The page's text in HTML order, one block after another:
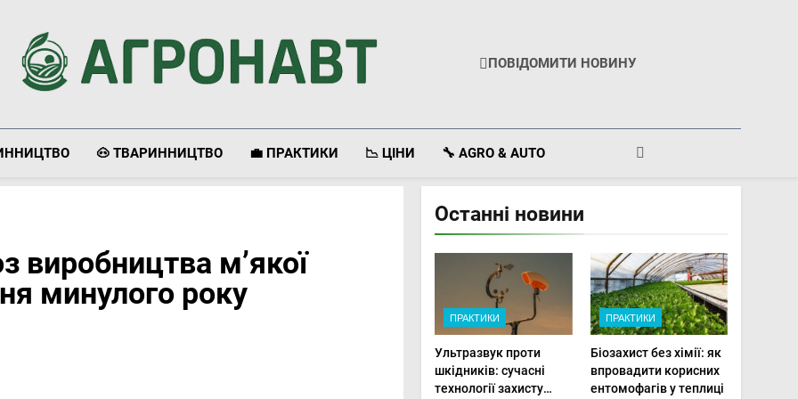
Агронавт
ПОВІДОМИТИ НОВИНУ
🐽 ТВАРИННИЦТВО 💼 ПРАКТИКИ 📉 ЦІНИ 🔧 AGRO & AUTO
виробництва м’якої
минулого року
Останні новини
ПРАКТИКИ
Ультразвук проти
шкідників: сучасні
технології захисту
ПРАКТИКИ
Біозахист без хімії: як
впровадити корисних
ентомофагів у теплиці